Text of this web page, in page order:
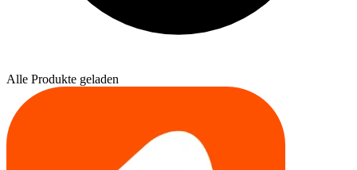
Alle Produkte geladen